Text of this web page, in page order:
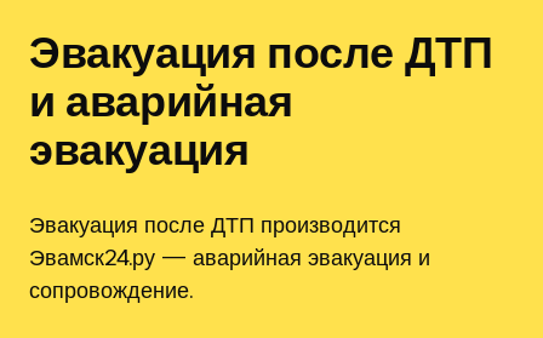
Эвакуация после ДТП
и аварийная
эвакуация
Эвакуация после ДТП производится
Эвамск24.ру — аварийная эвакуация и
сопровождение.